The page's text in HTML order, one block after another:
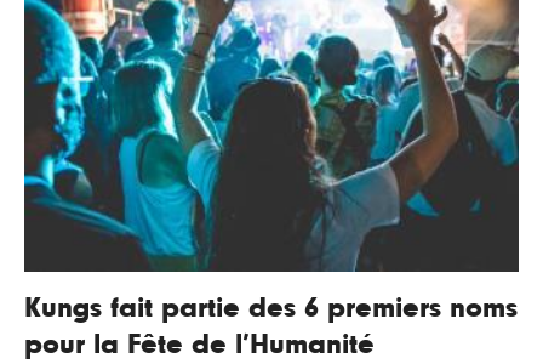
Kungs fait partie des 6 premiers noms
pour la Fête de l’Humanité